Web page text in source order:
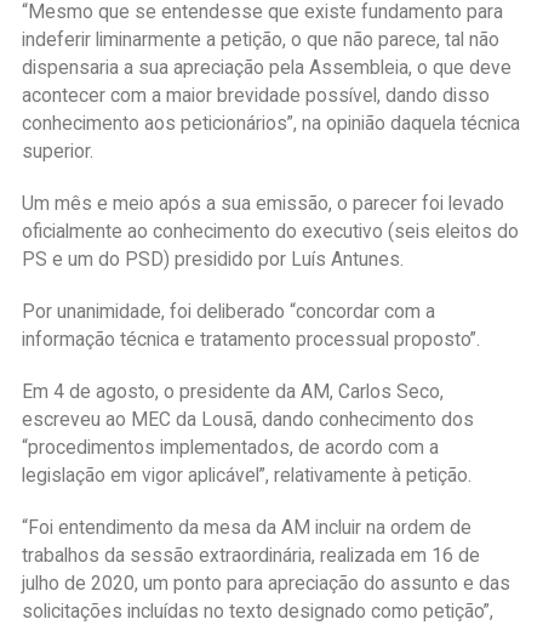
“Mesmo que se entendesse que existe fundamento para
indeferir liminarmente a petição, o que não parece, tal não
dispensaria a sua apreciação pela Assembleia, o que deve
acontecer com a maior brevidade possível, dando disso
conhecimento aos peticionários”, na opinião daquela técnica
superior.
Um mês e meio após a sua emissão, o parecer foi levado
oficialmente ao conhecimento do executivo (seis eleitos do
PS e um do PSD) presidido por Luís Antunes.
Por unanimidade, foi deliberado “concordar com a
informação técnica e tratamento processual proposto”.
Em 4 de agosto, o presidente da AM, Carlos Seco,
escreveu ao MEC da Lousã, dando conhecimento dos
“procedimentos implementados, de acordo com a
legislação em vigor aplicável”, relativamente à petição.
“Foi entendimento da mesa da AM incluir na ordem de
trabalhos da sessão extraordinária, realizada em 16 de
julho de 2020, um ponto para apreciação do assunto e das
solicitações incluídas no texto designado como petição”,